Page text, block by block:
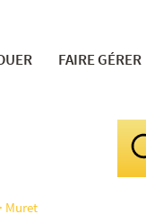
FAIRE GÉRER
Muret